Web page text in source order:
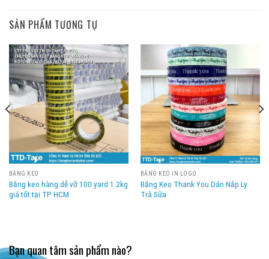
SẢN PHẨM TƯƠNG TỰ
BĂNG KEO
Băng keo hàng dễ vỡ 100 yard 1.2kg
giá tốt tại TP HCM
BĂNG KEO IN LOGO
Băng Keo Thank You Dán Nắp Ly
Trà Sữa
Bạn quan tâm sản phẩm nào?